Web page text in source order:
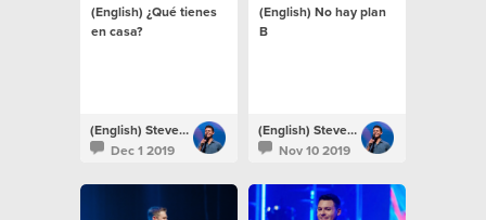
(English) ¿Qué tienes
en casa?
(English) Steven Richards
Dec 1 2019
(English) No hay plan
B
(English) Steven Richards
Nov 10 2019